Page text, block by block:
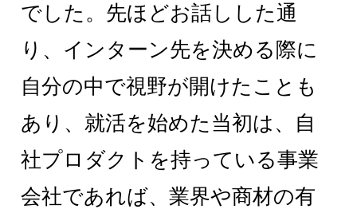
でした。先ほどお話しした通
り、インターン先を決める際に
自分の中で視野が開けたことも
あり、就活を始めた当初は、自
社プロダクトを持っている事業
会社であれば、業界や商材の有